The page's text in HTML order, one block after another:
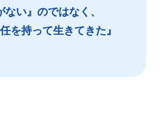
ない』のではなく、
を持って生きてきた』